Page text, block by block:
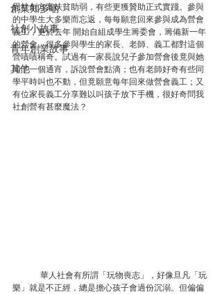
創業知多啲
社創小故事
青年創業故事
其他
思社創方案扶貧助弱，有些更獲贊助正式實踐。參與
的中學生大多樂而忘返，每每願意回來參與成為營會
義工，更於去年 開始自組成學生籌委會，籌備新一年
的營會。很多參與學生的家長、老師、義工都對這個
營嘖嘖稱奇。試過有一家長說兒子參加營會後竟與她
傾了一個通宵，訴說營會點滴；也有老師好奇有些同
學平時叫也不動，但竟願意每年回來做營會義工；又
有位家長義工分享難以叫孩子放下手機，很好奇問我
社創營有甚麼魔法？
華人社會有所謂「玩物喪志」，好像旦凡「玩
樂」就是不正經，總是擔心孩子會過份沉溺。但偏偏